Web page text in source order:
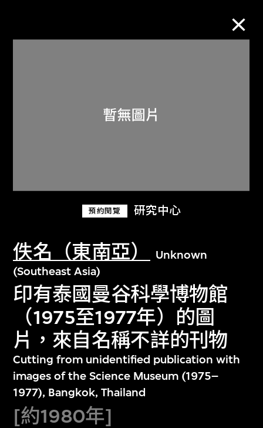
預約閱覽 研究中心
佚名（東南亞）
Unknown
(Southeast Asia)
印有泰國曼谷科學博物館
（1975至1977年）的圖
片，來自名稱不詳的刊物
Cutting from unidentified publication with
images of the Science Museum (1975–
1977), Bangkok, Thailand
[約1980年]
關於M+藏品
探索世界頂級的二十及二十一世紀視覺
文化藏品。